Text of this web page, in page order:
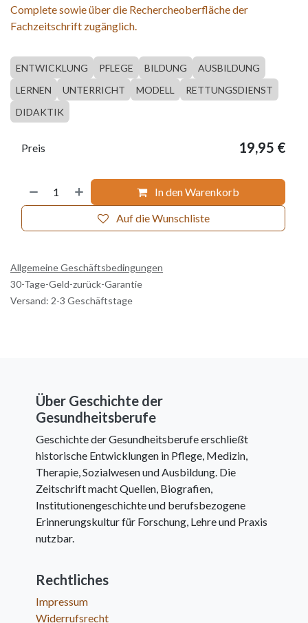
Complete sowie über die Rechercheoberfläche der
Fachzeitschrift zugänglich.
ENTWICKLUNG PFLEGE BILDUNG
AUSBILDUNG
LERNEN
UNTERRICHT MODELL
RETTUNGSDIENST
DIDAKTIK
In den Warenkorb
Auf die Wunschliste
Preis 19,95 €
Allgemeine Geschäftsbedingungen
30-Tage-Geld-zurück-Garantie
Versand: 2-3 Geschäftstage
Über Geschichte der
Gesundheitsberufe
Geschichte der Gesundheitsberufe erschließt
historische Entwicklungen in Pflege, Medizin,
Therapie, Sozialwesen und Ausbildung. Die
Zeitschrift macht Quellen, Biografien,
Institutionengeschichte und berufsbezogene
Erinnerungskultur für Forschung, Lehre und Praxis
nutzbar.
Rechtliches
Impressum
Widerrufsrecht